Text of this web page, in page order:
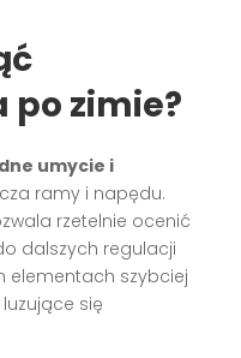
zimie?
umycie i
ramy i napędu.
rzetelnie ocenić
dalszych regulacji
elementach szybciej
się